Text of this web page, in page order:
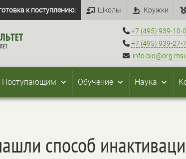
к поступлению: Школы Кружки
+7 (495) 939-10-
+7 (495) 939-27-
Поступающим Обучение Наука
способ